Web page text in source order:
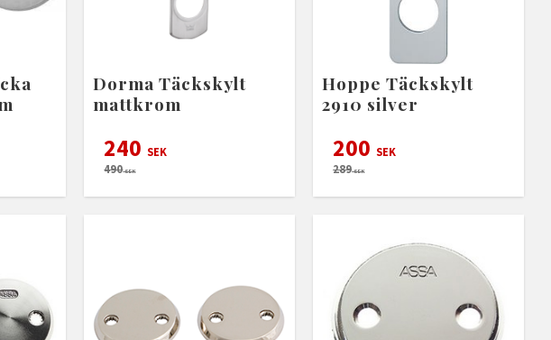
Dorma Täckskylt
mattkrom
240 SEK
490SEK
Hoppe Täckskylt
2910 silver
200 SEK
289SEK